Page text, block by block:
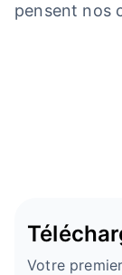
pensent nos
Votre